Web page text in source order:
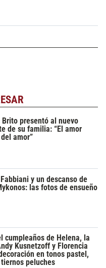
Brito presentó al nuevo
de su familia: “El amor
amor”
y un descanso de
las fotos de ensueño
cumpleaños de Helena, la
Kusnetzoff y Florencia
en tonos pastel,
peluches